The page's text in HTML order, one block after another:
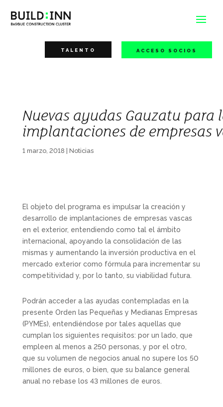
TALENTO ACCESO SOCIOS
Nuevas ayudas Gauzatu
implantaciones de empresas
1 marzo, 2018 Noticias
El objeto del programa es impulsar la creación y
desarrollo de implantaciones de empresas vascas
en el exterior, entendiendo como tal el ámbito
internacional, apoyando la consolidación de las
mismas y aumentando la inversión productiva en el
mercado exterior como fórmula para incrementar su
competitividad y, por lo tanto, su viabilidad futura.
Podrán acceder a las ayudas contempladas en la
presente Orden las Pequeñas y Medianas Empresas
(PYMEs), entendiéndose por tales aquellas que
cumplan los siguientes requisitos: por un lado, que
empleen al menos a 250 personas, y por el otro,
que su volumen de negocios anual no supere los 50
millones de euros, o bien, que su balance general
anual no rebase los 43 millones de euros.